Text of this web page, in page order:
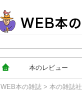
本のレビュー
WEB本の雑誌 > 本の雑誌社